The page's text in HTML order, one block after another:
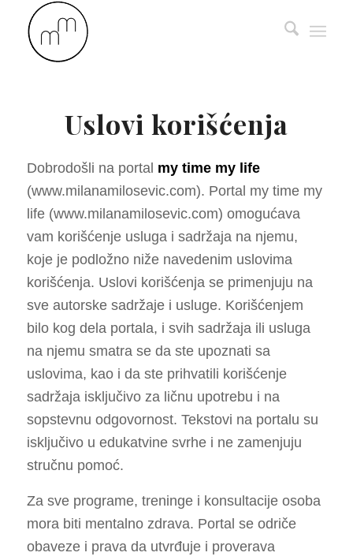
Uslovi korišćenja
Dobrodošli na portal my time my life
(www.milanamilosevic.com). Portal my time my
life (www.milanamilosevic.com) omogućava
vam korišćenje usluga i sadržaja na njemu,
koje je podložno niže navedenim uslovima
korišćenja. Uslovi korišćenja se primenjuju na
sve autorske sadržaje i usluge. Korišćenjem
bilo kog dela portala, i svih sadržaja ili usluga
na njemu smatra se da ste upoznati sa
uslovima, kao i da ste prihvatili korišćenje
sadržaja isključivo za ličnu upotrebu i na
sopstevnu odgovornost. Tekstovi na portalu su
isključivo u edukatvine svrhe i ne zamenjuju
stručnu pomoć.
Za sve programe, treninge i konsultacije osoba
mora biti mentalno zdrava. Portal se odriče
obaveze i prava da utvrđuje i proverava